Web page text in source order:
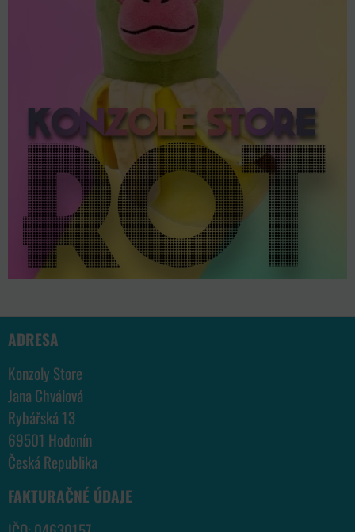
ADRESA
Konzoly Store
Jana Chválová
Rybářská 13
69501 Hodonín
Česká Republika
FAKTURAČNÉ ÚDAJE